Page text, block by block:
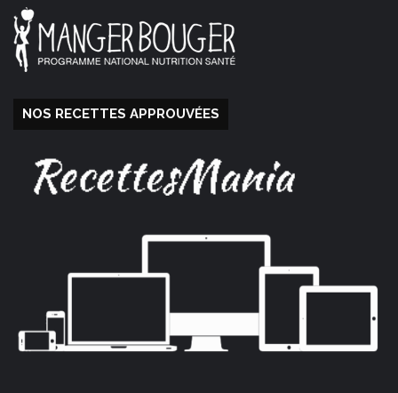
NOS RECETTES APPROUVÉES